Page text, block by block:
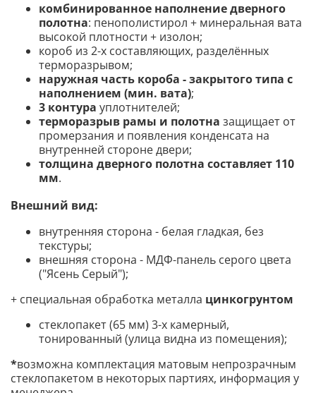
комбинированное наполнение дверного
полотна: пенополистирол + минеральная вата
высокой плотности + изолон;
короб из 2-х составляющих, разделённых
терморазрывом;
наружная часть короба - закрытого типа с
наполнением (мин. вата);
3 контура уплотнителей;
терморазрыв рамы и полотна защищает от
промерзания и появления конденсата на
внутренней стороне двери;
толщина дверного полотна составляет 110
мм.
Внешний вид:
внутренняя сторона - белая гладкая, без
текстуры;
внешняя сторона - МДФ-панель серого цвета
("Ясень Серый");
+ специальная обработка металла цинкогрунтом
стеклопакет (65 мм) 3-х камерный,
тонированный (улица видна из помещения);
*возможна комплектация матовым непрозрачным
стеклопакетом в некоторых партиях, информация у